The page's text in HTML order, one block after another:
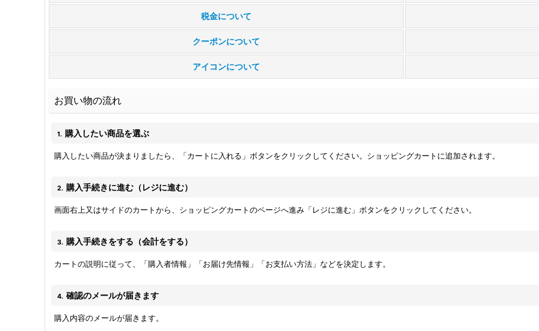
税金について
クーポンについて
アイコンについて
お買い物の流れ
1. 購入したい商品を選ぶ
購入したい商品が決まりましたら、「カートに入れる」ボタンをクリックしてください。ショッピングカートに追加されます。
2. 購入手続きに進む（レジに進む）
画面右上又はサイドのカートから、ショッピングカートのページへ進み「レジに進む」ボタンをクリックしてください。
3. 購入手続きをする（会計をする）
カートの説明に従って、「購入者情報」「お届け先情報」「お支払い方法」などを決定します。
4. 確認のメールが届きます
購入内容のメールが届きます。